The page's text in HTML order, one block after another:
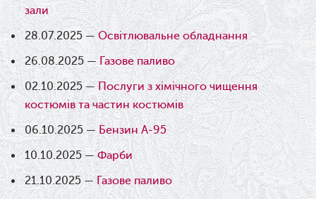
зали
28.07.2025 —Освітлювальне обладнання
26.08.2025 — Газове паливо
02.10.2025 —Послуги з хімічного чищення
костюмів та частин костюмів
06.10.2025 — Бензин А-95
10.10.2025 —Фарби
21.10.2025 — Газове паливо